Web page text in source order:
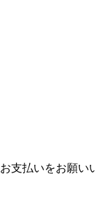
支払いをお願い